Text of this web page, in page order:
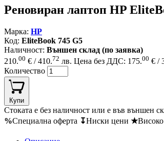
Реновиран лаптоп HP
Марка: HP
Код: EliteBook 745 G5
Наличност: Външен склад (по заявка)
210.00 € / 410.72 лв. Цена без ДДС: 175.00 € /
Количество
Купи
Стоката е без наличност или е във външен
%Специална оферта ↧Ниски цени ★Високо